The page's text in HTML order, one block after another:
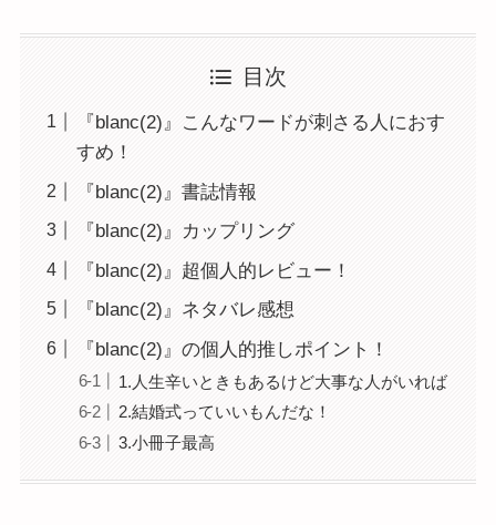
目次
『blanc(2)』こんなワードが刺さる人におす
すめ！
『blanc(2)』書誌情報
『blanc(2)』カップリング
『blanc(2)』超個人的レビュー！
『blanc(2)』ネタバレ感想
『blanc(2)』の個人的推しポイント！
1.人生辛いときもあるけど大事な人がいれば
2.結婚式っていいもんだな！
3.小冊子最高